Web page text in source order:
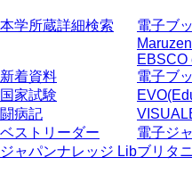
本学所蔵詳細検索
電子ブ
EBSCO
新着資料
電子ブ
国家試験
闘病記
ベストリーダー
電子ジ
ジャパンナレッジ Libブリタ